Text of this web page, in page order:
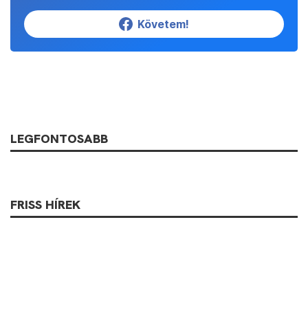
Követem!
LEGFONTOSABB
FRISS HÍREK